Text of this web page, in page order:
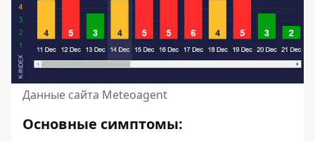
Данные сайта Meteoagent
Основные симптомы: